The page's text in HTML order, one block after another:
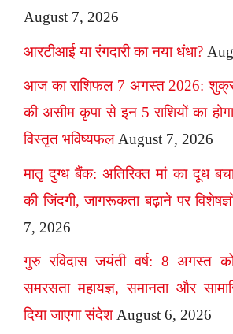
August 7, 2026
आरटीआई या रंगदारी का नया धंधा?
आज का राशिफल 7 अगस्त 2026:
की असीम कृपा से इन 5 राशियों का
विस्तृत भविष्यफल August 7, 2026
मातृ दुग्ध बैंक: अतिरिक्त मां का दूध
की जिंदगी, जागरूकता बढ़ाने पर
7, 2026
गुरु रविदास जयंती वर्ष: 8 अगस्त
समरसता महायज्ञ, समानता और
दिया जाएगा संदेश August 6, 2026